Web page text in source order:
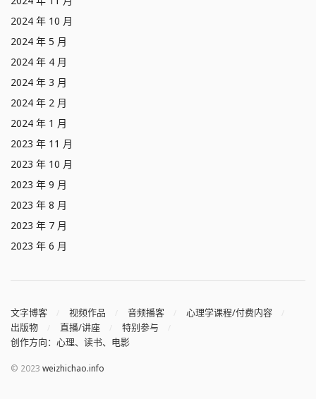
2024 年 10 月
2024 年 5 月
2024 年 4 月
2024 年 3 月
2024 年 2 月
2024 年 1 月
2023 年 11 月
2023 年 10 月
2023 年 9 月
2023 年 8 月
2023 年 7 月
2023 年 6 月
文字博客 视频作品 音频播客
心理学课程/付费内容
出版物
直播/讲座
特别参与
创作方向：心理、读书、电影
© 2023 weizhichao.info